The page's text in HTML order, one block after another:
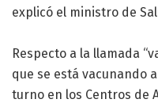
explicó el ministro de
Respecto a la llamada
que se está vacunando
turno en los Centros de